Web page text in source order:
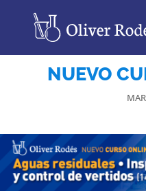
NUEVO